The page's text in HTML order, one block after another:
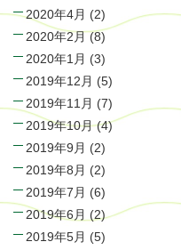
2020年4月 (2)
2020年2月(8)
2020年1月 (3)
2019年12月 (5)
2019年11月 (7)
2019年10月(4)
2019年9月 (2)
2019年8月 (2)
2019年7月 (6)
2019年6月 (2)
2019年5月 (5)